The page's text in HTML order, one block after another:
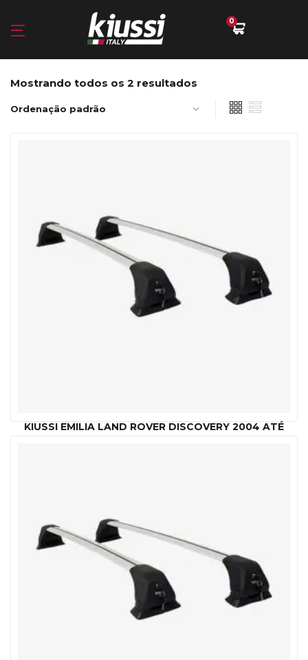
0
Mostrando todos os 2 resultados
KIUSSI EMILIA LAND ROVER DISCOVERY 2004 ATÉ